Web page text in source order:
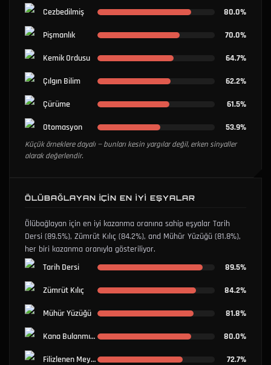
Cezbedilmiş
80.0%
Pişmanlık 70.0%
Kemik Ordusu 64.7%
Çılgın Bilim 62.2%
Çürüme 61.5%
Otomasyon 53.9%
Küçük örneklere dayalı — bunları kesin yargılar değil, erken sinyaller
olarak değerlendir.
ÖLÜBAĞLAYAN İÇIN EN İYI EŞYALAR
Ölübağlayan için en iyi kazanma oranına sahip eşyalar Tarih
Dersi (89.5%), Zümrüt Kılıç (84.2%), and Mühür Yüzüğü (81.8%),
her biri kazanma oranıyla gösteriliyor.
Tarih Dersi
89.5%
Zümrüt Kılıç 84.2%
Mühür Yüzüğü 81.8%
Kana Bulanmış Gül 80.0%
Filizlenen Meyve 72.7%